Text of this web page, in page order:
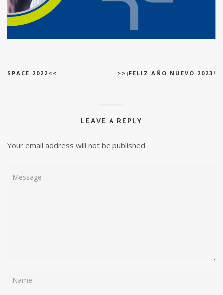
SPACE 2022<< >>¡FELIZ AÑO NUEVO 2023!
LEAVE A REPLY
Your email address will not be published.